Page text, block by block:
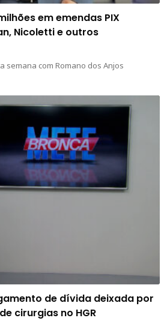
em emendas PIX
Nicoletti e outros
semana com Romano dos Anjos
de dívida deixada por
cirurgias no HGR